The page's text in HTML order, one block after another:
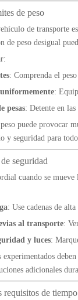
de peso
de transporte
de peso desigual
: Comprenda el
:
pesas: Detente en
puede provocar
y seguridad para
seguridad
cuando se
: Use cadenas de
al transporte:
y luces:
experimentados
adicionales
requisitos de tiempo